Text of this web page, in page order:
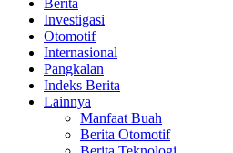
Berita
Investigasi
Otomotif
Internasional
Pangkalan
Indeks Berita
Lainnya
Manfaat Buah
Berita Otomotif